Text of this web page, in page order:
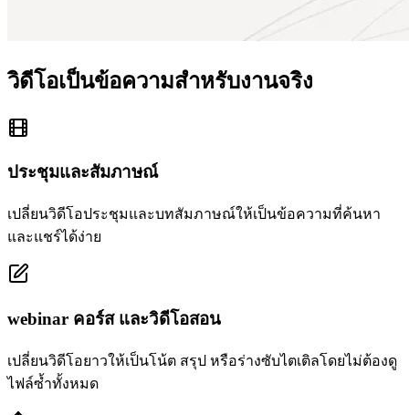
วิดีโอเป็นข้อความสำหรับงานจริง
ประชุมและสัมภาษณ์
เปลี่ยนวิดีโอประชุมและบทสัมภาษณ์ให้เป็นข้อความที่ค้นหา
และแชร์ได้ง่าย
webinar คอร์ส และวิดีโอสอน
เปลี่ยนวิดีโอยาวให้เป็นโน้ต สรุป หรือร่างซับไตเติลโดยไม่ต้องดู
ไฟล์ซ้ำทั้งหมด